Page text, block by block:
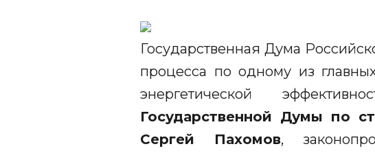
Государственная Дума
процесса по одному из
энергетической
Государственной Думы по
Сергей Пахомов,